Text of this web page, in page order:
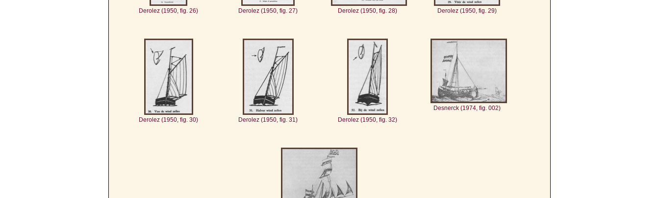
Derolez (1950, fig. 26) Derolez (1950, fig. 27) Derolez (1950, fig. 28) Derolez (1950, fig. 29)
Derolez (1950, fig. 30) Derolez (1950, fig. 31) Derolez (1950, fig. 32)
Desnerck (1974, fig. 002)